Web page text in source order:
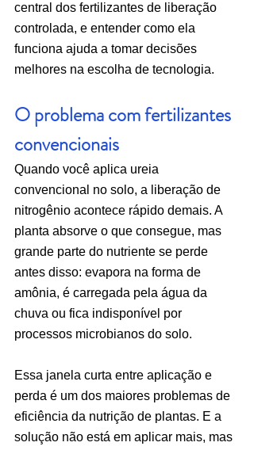
central dos fertilizantes de liberação
controlada, e entender como ela
funciona ajuda a tomar decisões
melhores na escolha de tecnologia.
O problema com fertilizantes
convencionais
Quando você aplica ureia
convencional no solo, a liberação de
nitrogênio acontece rápido demais. A
planta absorve o que consegue, mas
grande parte do nutriente se perde
antes disso: evapora na forma de
amônia, é carregada pela água da
chuva ou fica indisponível por
processos microbianos do solo.
Essa janela curta entre aplicação e
perda é um dos maiores problemas de
eficiência da nutrição de plantas. E a
solução não está em aplicar mais, mas